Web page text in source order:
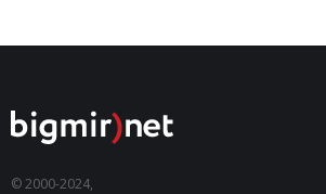
© 2000-2024,